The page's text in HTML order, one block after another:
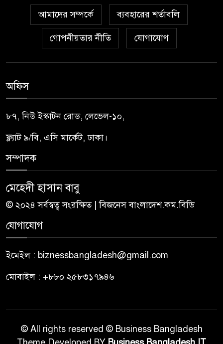
আমাদের সম্পর্কে ব্যবহারের শর্তাবলি
গোপনীয়তার নীতি যোগাযোগ
অফিস
৮৭, নিউ ইস্কাটন রোড, লেভেল-১০,
ফ্ল্যাট ৯/বি, এসি মার্কেট, ঢাকা।
সম্পাদক
মেহেদী হাসান বাবু
© ২০২৪ সর্বস্বত্ব সংরক্ষিত | বিজনেস বাংলাদেশ.কম.বিডি
যোগাযোগ
ইমেইল : biznessbangladesh@gmail.com
মোবাইল : +৮৮০ ২৫৮৩১৭৯৪৬
© All rights reserved © Business Bangladesh